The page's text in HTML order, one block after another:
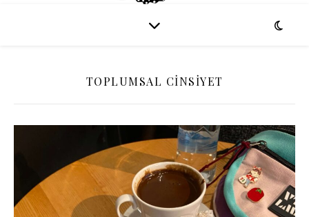
TOPLUMSAL CINSIYET